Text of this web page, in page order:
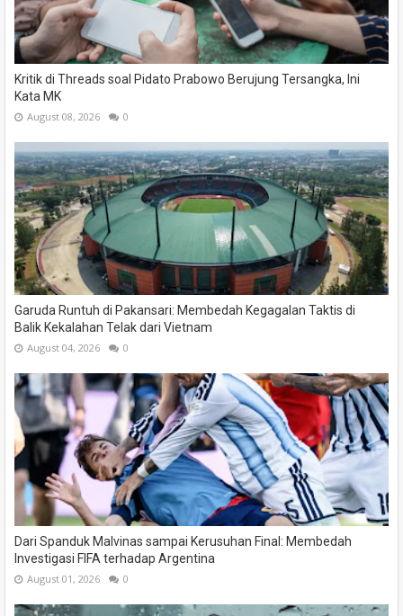
Kritik di Threads soal Pidato Prabowo Berujung Tersangka, Ini
Kata MK
August 08, 2026 0
Garuda Runtuh di Pakansari: Membedah Kegagalan Taktis di
Balik Kekalahan Telak dari Vietnam
August 04, 2026 0
Dari Spanduk Malvinas sampai Kerusuhan Final: Membedah
Investigasi FIFA terhadap Argentina
August 01, 2026 0